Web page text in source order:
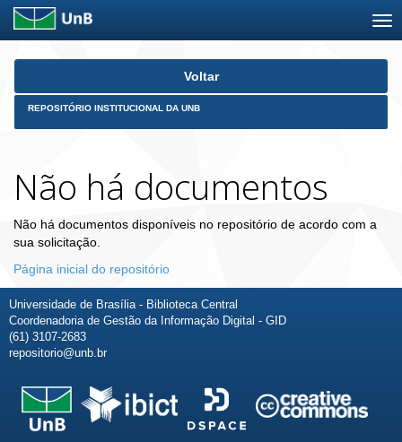
Skip
Voltar
REPOSITÓRIO INSTITUCIONAL DA UNB
Não há documentos
Não há documentos disponíveis no repositório de acordo com a
sua solicitação.
Página inicial do repositório
Universidade de Brasília - Biblioteca Central
Coordenadoria de Gestão da Informação Digital - GID
(61) 3107-2683
repositorio@unb.br